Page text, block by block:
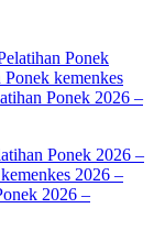
Ponek 2026 –
2026 –
2026 –